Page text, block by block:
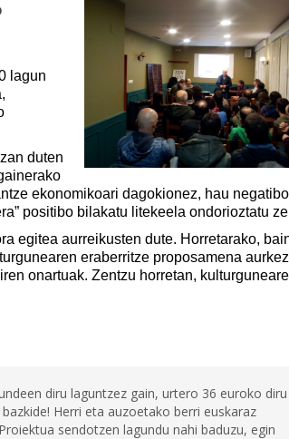
lagun
duten
ekonomikoari dagokionez, hau
positibo bilakatu litekeela ondorioztatu
egitea aurreikusten dute. Horretarako,
eraberritze proposamena
onartuak. Zentzu horretan,
diru laguntzez gain, urtero 36 euroko diru
Herri eta auzoetako berri euskaraz
sendotzen lagundu nahi baduzu, egin